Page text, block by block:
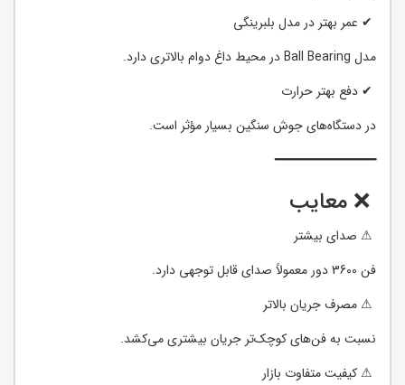
✔ عمر بهتر در مدل بلبرینگی
مدل Ball Bearing در محیط داغ دوام بالاتری دارد.
✔ دفع بهتر حرارت
در دستگاه‌های جوش سنگین بسیار مؤثر است.
━━━━━━━━━━━━━━
❌ معایب
⚠ صدای بیشتر
فن 3600 دور معمولاً صدای قابل توجهی دارد.
⚠ مصرف جریان بالاتر
نسبت به فن‌های کوچک‌تر جریان بیشتری می‌کشد.
⚠ کیفیت متفاوت بازار